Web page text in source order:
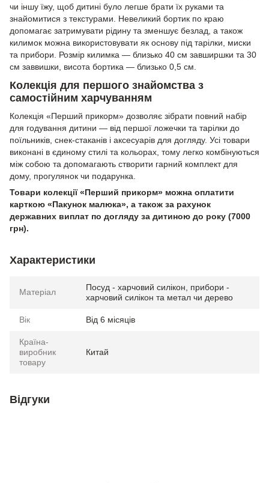
чи іншу їжу, щоб дитині було легше брати їх руками та
знайомитися з текстурами. Невеликий бортик по краю
допомагає затримувати рідину та зменшує безлад, а також
килимок можна використовувати як основу під тарілки, миски
та прибори. Розмір килимка — близько 40 см завширшки та 30
см заввишки, висота бортика — близько 0,5 см.
Колекція для першого знайомства з
самостійним харчуванням
Колекція «Перший прикорм» дозволяє зібрати повний набір
для годування дитини — від першої ложечки та тарілки до
поїльників, снек-стаканів і аксесуарів для догляду. Усі товари
виконані в єдиному стилі та кольорах, тому легко комбінуються
між собою та допомагають створити гарний комплект для
дому, прогулянок чи подарунка.
Товари колекції «Перший прикорм» можна оплатити
карткою «Пакунок малюка», а також за рахунок
державних виплат по догляду за дитиною до року (7000
грн).
Характеристики
Матеріал
Посуд - харчовий силікон, прибори -
харчовий силікон та метал чи дерево
Вік Від 6 місяців
Країна-
виробник
товару
Китай
Відгуки